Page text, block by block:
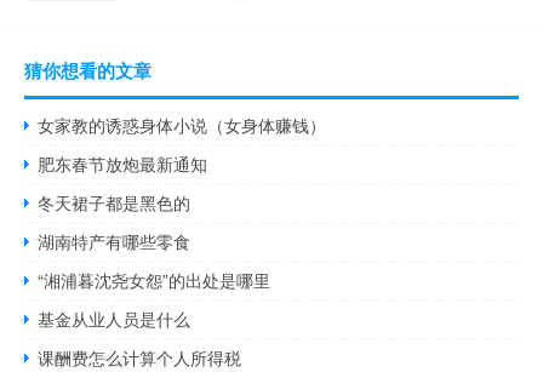
猜你想看的文章
女家教的诱惑身体小说（女身体赚钱）
肥东春节放炮最新通知
冬天裙子都是黑色的
湖南特产有哪些零食
“湘浦暮沈尧女怨”的出处是哪里
基金从业人员是什么
课酬费怎么计算个人所得税